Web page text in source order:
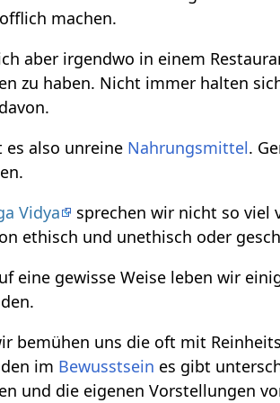
machen.
aber irgendwo in einem
zu haben. Nicht immer halten
es also unreine Nahrungsmittel.
Vidya
sprechen wir nicht so
ethisch und unethisch oder
eine gewisse Weise leben wir
bemühen uns die oft mit
im Bewusstsein es gibt
und die eigenen Vorstellungen